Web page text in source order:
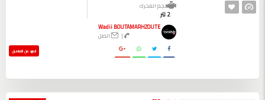
حجم المحرك
2 لتر
Wadii BOUTAMARHZOUTE
|
اتصل
المزيد من التفاصيل